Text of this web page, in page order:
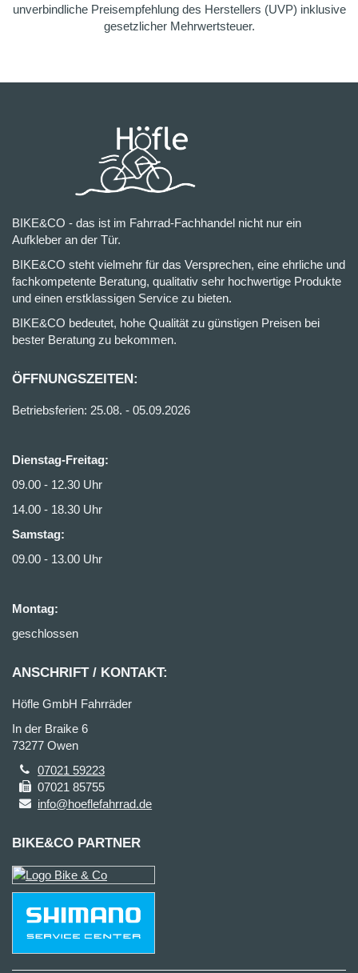
unverbindliche Preisempfehlung des Herstellers (UVP) inklusive
gesetzlicher Mehrwertsteuer.
BIKE&CO - das ist im Fahrrad-Fachhandel nicht nur ein
Aufkleber an der Tür.
BIKE&CO steht vielmehr für das Versprechen, eine ehrliche und
fachkompetente Beratung, qualitativ sehr hochwertige Produkte
und einen erstklassigen Service zu bieten.
BIKE&CO bedeutet, hohe Qualität zu günstigen Preisen bei
bester Beratung zu bekommen.
ÖFFNUNGSZEITEN:
Betriebsferien: 25.08. - 05.09.2026
Dienstag-Freitag:
09.00 - 12.30 Uhr
14.00 - 18.30 Uhr
Samstag:
09.00 - 13.00 Uhr
Montag:
geschlossen
ANSCHRIFT / KONTAKT:
Höfle GmbH Fahrräder
In der Braike 6
73277 Owen
07021 59223
07021 85755
info@hoeflefahrrad.de
BIKE&CO PARTNER